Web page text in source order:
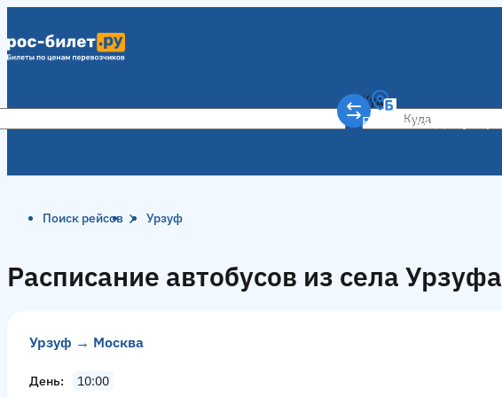
Куда
Ростов-на-Дону
Поиск рейсов Урзуф
Расписание автобусов из села Урзуфа
Урзуф → Москва
День 10:00